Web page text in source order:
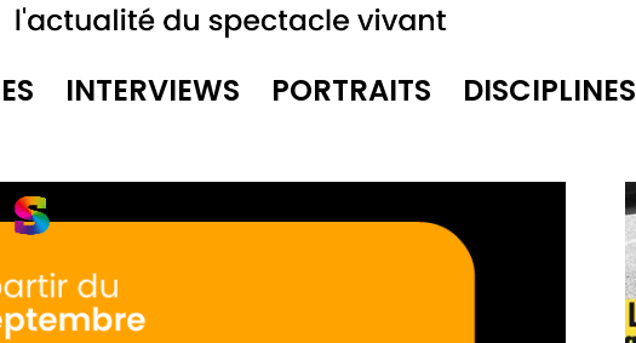
INTERVIEWS PORTRAITS DISCIPLINES